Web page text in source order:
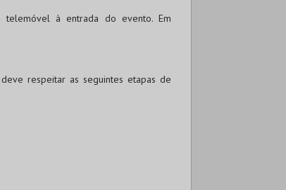
à entrada do evento. Em
respeitar as seguintes etapas de